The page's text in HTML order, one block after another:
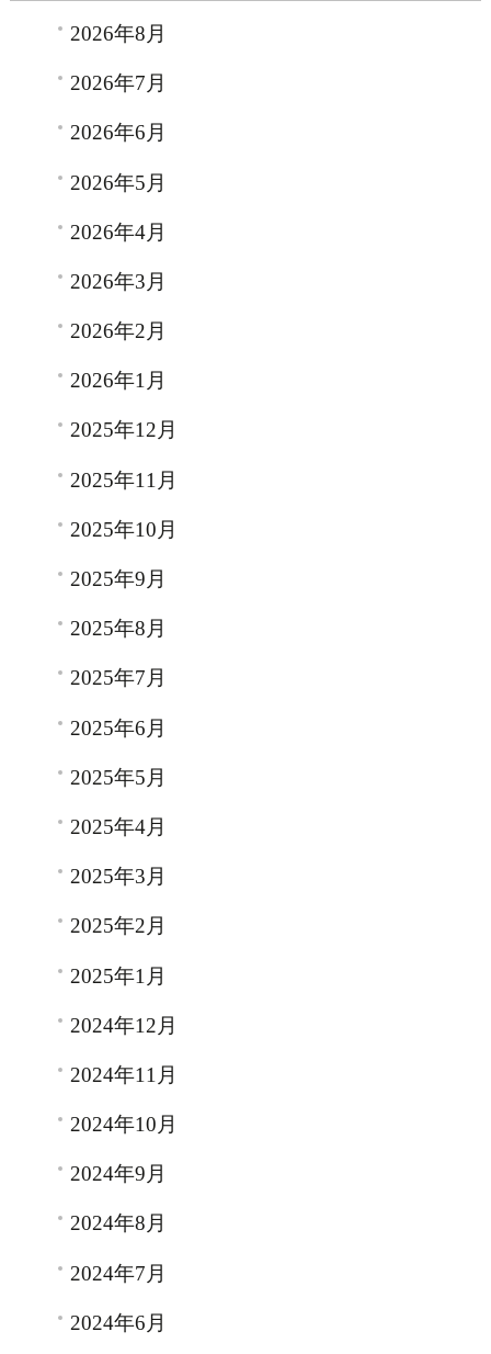
2026年8月
2026年7月
2026年6月
2026年5月
2026年4月
2026年3月
2026年2月
2026年1月
2025年12月
2025年11月
2025年10月
2025年9月
2025年8月
2025年7月
2025年6月
2025年5月
2025年4月
2025年3月
2025年2月
2025年1月
2024年12月
2024年11月
2024年10月
2024年9月
2024年8月
2024年7月
2024年6月